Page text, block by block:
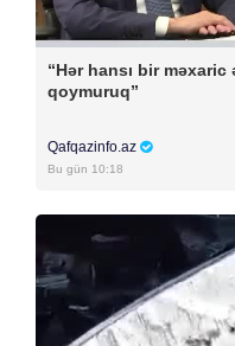
“Hər hansı bir
qoymuruq”
Qafqazinfo.az
Bu gün 10:18